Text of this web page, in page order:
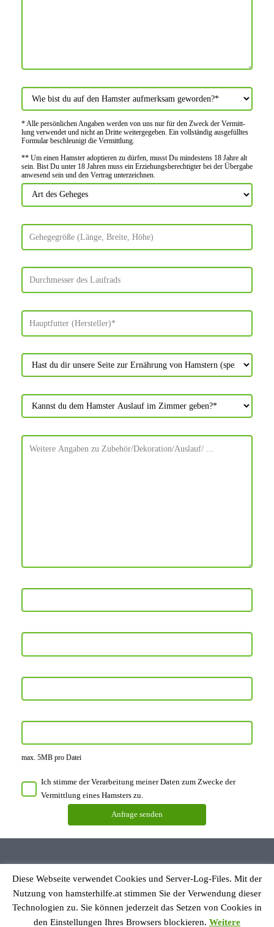
* Alle persön­lichen Angaben werden von uns nur für den Zweck der Vermitt­
lung verwendet und nicht an Dritte weiter­gegeben. Ein voll­ständig ausge­fülltes
Formular beschleu­nigt die Vermitt­lung.
** Um einen Hamster adoptieren zu dürfen, musst Du mindes­tens 18 Jahre alt
sein. Bist Du unter 18 Jahren muss ein Erziehungs­berechtigter bei der Über­gabe
anwes­end sein und den Vertrag unter­zeichnen.
max. 5MB pro Datei
Ich stimme der Verarbeitung meiner Daten zum Zwecke der
Vermittlung eines Hamsters zu.
Diese Webseite verwendet Cookies und Server-Log-Files. Mit der
Nutzung von hamsterhilfe.at stimmen Sie der Verwendung dieser
Technologien zu. Sie können jederzeit das Setzen von Cookies in
den Einstellungen Ihres Browsers blockieren. Weitere